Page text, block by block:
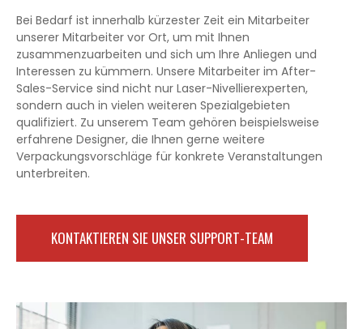
Bei Bedarf ist innerhalb kürzester Zeit ein Mitarbeiter
unserer Mitarbeiter vor Ort, um mit Ihnen
zusammenzuarbeiten und sich um Ihre Anliegen und
Interessen zu kümmern. Unsere Mitarbeiter im After-
Sales-Service sind nicht nur Laser-Nivellierexperten,
sondern auch in vielen weiteren Spezialgebieten
qualifiziert. Zu unserem Team gehören beispielsweise
erfahrene Designer, die Ihnen gerne weitere
Verpackungsvorschläge für konkrete Veranstaltungen
unterbreiten.
KONTAKTIEREN SIE UNSER SUPPORT-TEAM